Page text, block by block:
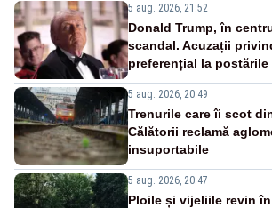
5 aug. 2026, 21:52
Donald Trump, în
scandal. Acuzații
preferențial la postările
5 aug. 2026, 20:49
Trenurile care îi scot
Călătorii reclamă
insuportabile
5 aug. 2026, 20:47
Ploile și vijeliile revin